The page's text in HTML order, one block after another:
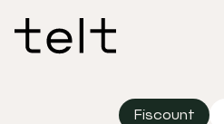
Fiscount